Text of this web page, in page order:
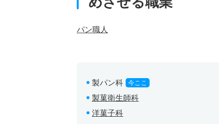
パン職人
製パン科 今ここ
製菓衛生師科
洋菓子科